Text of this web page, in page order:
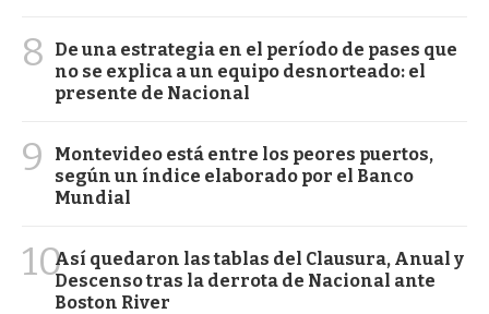
8
De una estrategia en el período de pases que
no se explica a un equipo desnorteado: el
presente de Nacional
9
Montevideo está entre los peores puertos,
según un índice elaborado por el Banco
Mundial
10Así quedaron las tablas del Clausura, Anual y
Descenso tras la derrota de Nacional ante
Boston River